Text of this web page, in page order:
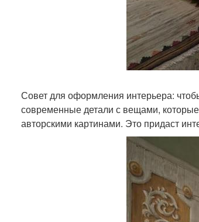
Совет для оформления интерьера:
современные детали с вещами,
авторскими картинами. Это придаст